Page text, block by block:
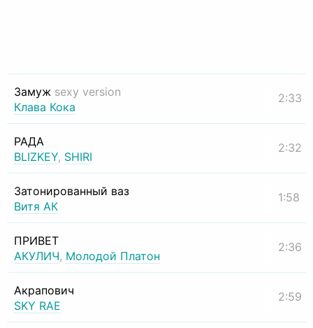
Замуж sexy version
Клава Кока
2:33
РАДА
BLIZKEY, SHIRI
2:32
Затонированный ваз
Витя АК
1:58
ПРИВЕТ
АКУЛИЧ, Молодой Платон
2:36
Акрапович
SKY RAE
2:59